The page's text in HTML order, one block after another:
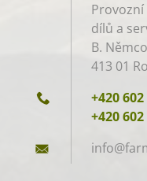
dílů a
B.
413 01
+420 602
+420
info@far